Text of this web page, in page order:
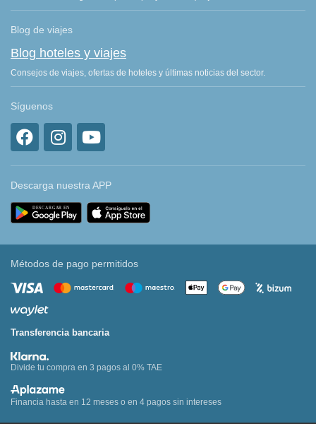
Blog de viajes
Blog hoteles y viajes
Consejos de viajes, ofertas de hoteles y últimas noticias del sector.
Síguenos
Descarga nuestra APP
Métodos de pago permitidos
Transferencia bancaria
Divide tu compra en 3 pagos al 0% TAE
Financia hasta en 12 meses o en 4 pagos sin intereses